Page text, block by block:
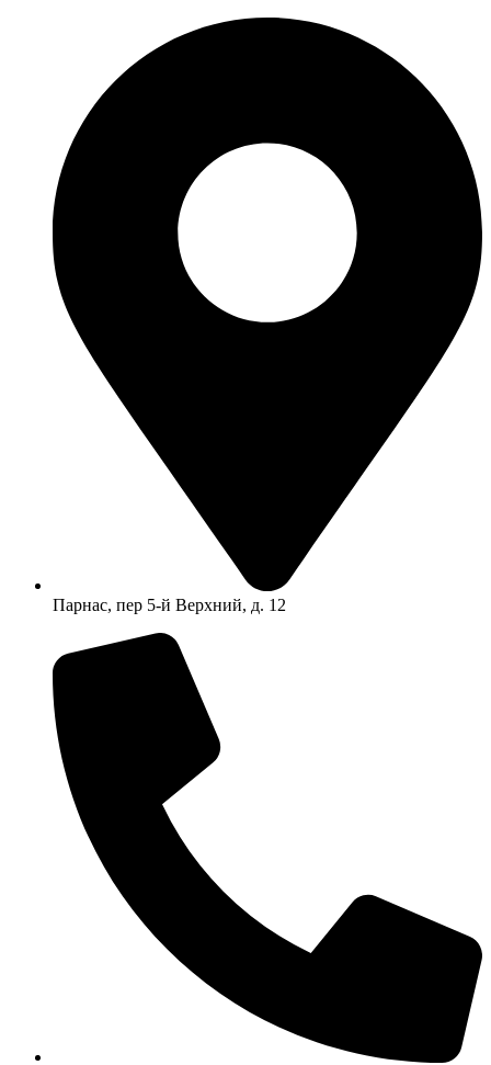
Парнас, пер 5-й Верхний, д. 12